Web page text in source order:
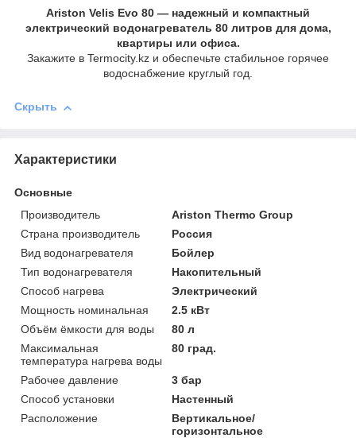
Ariston Velis Evo 80 — надежный и компактный
электрический водонагреватель 80 литров для дома,
квартиры или офиса.
Закажите в Termocity.kz и обеспечьте стабильное горячее
водоснабжение круглый год.
Скрыть
Характеристики
Основные
Производитель
Ariston Thermo Group
Страна производитель
Россия
Вид водонагревателя
Бойлер
Тип водонагревателя
Накопительный
Способ нагрева
Электрический
Мощность номинальная
2.5 кВт
Объём ёмкости для воды
80 л
Максимальная
температура нагрева воды
80 град.
Рабочее давление
3 бар
Способ установки
Настенный
Расположение
Вертикальное/
горизонтальное